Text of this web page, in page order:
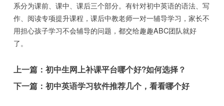
系分为课前、课中、课后三个部分。有针对初中英语的语法、写
作、阅读专项提升课程，课后中教老师一对一辅导学习，家长不
用担心孩子学习不会辅导的问题，都交给趣趣ABC团队就好
了。
上一篇：初中生网上补课平台哪个好?如何选择？
下一篇：初中英语学习软件推荐几个，看看哪个好